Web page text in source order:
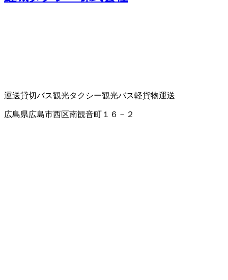
運送貸切バス観光タクシー観光バス軽貨物運送
広島県広島市西区南観音町１６－２